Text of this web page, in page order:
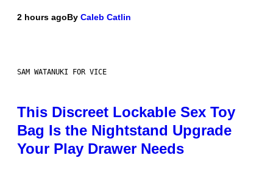
2 hours agoBy Caleb Catlin
SAM WATANUKI FOR VICE
This Discreet Lockable Sex Toy
Bag Is the Nightstand Upgrade
Your Play Drawer Needs